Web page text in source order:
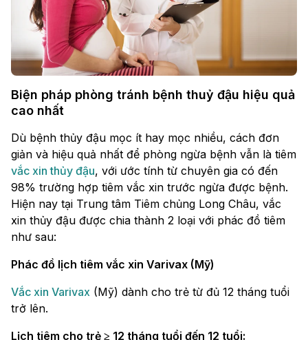
Biện pháp phòng tránh bệnh thuỷ đậu hiệu quả
cao nhất
Dù bệnh thủy đậu mọc ít hay mọc nhiều, cách đơn
giản và hiệu quả nhất để phòng ngừa bệnh vẫn là tiêm
vắc xin thủy đậu, với ước tính từ chuyên gia có đến
98% trường hợp tiêm vắc xin trước ngừa được bệnh.
Hiện nay tại Trung tâm Tiêm chủng Long Châu, vắc
xin thủy đậu được chia thành 2 loại với phác đồ tiêm
như sau:
Phác đồ lịch tiêm vắc xin Varivax (Mỹ)
Vắc xin Varivax (Mỹ) dành cho trẻ từ đủ 12 tháng tuổi
trở lên.
Lịch tiêm cho trẻ ≥ 12 tháng tuổi đến 12 tuổi: